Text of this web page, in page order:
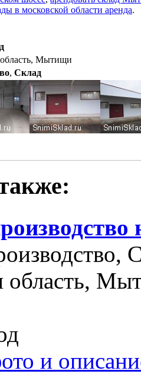
в московской области аренда.
Мытищи
, Склад
область,
и